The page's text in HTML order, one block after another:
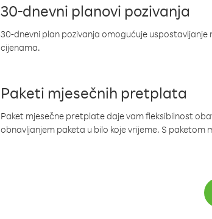
30-dnevni planovi pozivanja
30-dnevni plan pozivanja omogućuje
cijenama.
Paketi mjesečnih pretplata
Paket mjesečne pretplate daje vam fleksibilnost
obnavljanjem paketa u bilo koje vrijeme. S